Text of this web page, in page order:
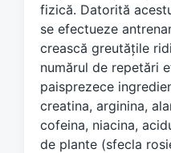
t
h
fizică. Datorită
se efectueze
crească greutățile
numărul de repetări
paisprezece
creatina, arginina,
cofeina, niacina,
de plante (sfecla